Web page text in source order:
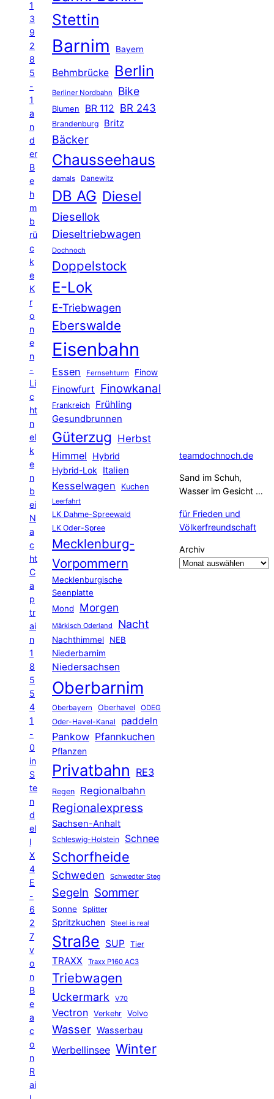
1
3
9
2
8
5
-
1
a
n
d
er
B
e
h
m
b
rü
c
k
e
K
r
o
n
e
n
-
Li
c
ht
n
el
k
e
n
b
ei
N
a
c
ht
C
a
p
tr
ai
n
1
8
5
5
4
1
-
0
in
S
te
n
d
el
l
X
4
E
-
6
2
7
v
o
n
B
e
a
c
o
n
R
ai
Stettin
Barnim Bayern
Behmbrücke Berlin
Berliner Nordbahn Bike
Blumen BR 112 BR 243
Brandenburg Britz
Bäcker
Chausseehaus
damals Danewitz
DB AG Diesel
Diesellok
Dieseltriebwagen
Dochnoch
Doppelstock
E-Lok
E-Triebwagen
Eberswalde
Eisenbahn
Essen Fernsehturm Finow
Finowfurt Finowkanal
Frankreich Frühling
Gesundbrunnen
Güterzug Herbst
Himmel
Hybrid
Hybrid-Lok Italien
Kesselwagen Kuchen
Leerfahrt
LK Dahme-Spreewald
LK Oder-Spree
Mecklenburg-
Vorpommern
Mecklenburgische
Seenplatte
Mond
Morgen
Märkisch Oderland Nacht
Nachthimmel
NEB
Niederbarnim
Niedersachsen
Oberbarnim
Oberbayern Oberhavel ODEG
Oder-Havel-Kanal paddeln
Pankow Pfannkuchen
Pflanzen
Privatbahn RE3
Regen Regionalbahn
Regionalexpress
Sachsen-Anhalt
Schleswig-Holstein Schnee
Schorfheide
Schweden Schwedter Steg
Segeln Sommer
Sonne Splitter
Spritzkuchen Steel is real
Straße SUP Tier
TRAXX Traxx P160 AC3
Triebwagen
Uckermark V70
Vectron Verkehr Volvo
Wasser Wasserbau
Werbellinsee Winter
teamdochnoch.de
Sand im Schuh,
Wasser im Gesicht …
für Frieden und
Völkerfreundschaft
Archiv